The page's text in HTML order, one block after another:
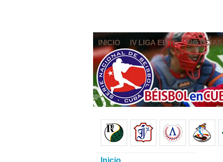
INICIO IV LIGA ELITE NOTICIAS
Inicio